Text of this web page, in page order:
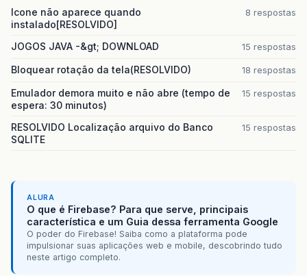
Icone não aparece quando
instalado[RESOLVIDO]
8 respostas
JOGOS JAVA -&gt; DOWNLOAD 15 respostas
Bloquear rotação da tela(RESOLVIDO) 18 respostas
Emulador demora muito e não abre (tempo de
espera: 30 minutos)
15 respostas
RESOLVIDO Localização arquivo do Banco
SQLITE
15 respostas
ALURA
O que é Firebase? Para que serve, principais
característica e um Guia dessa ferramenta Google
O poder do Firebase! Saiba como a plataforma pode
impulsionar suas aplicações web e mobile, descobrindo tudo
neste artigo completo.